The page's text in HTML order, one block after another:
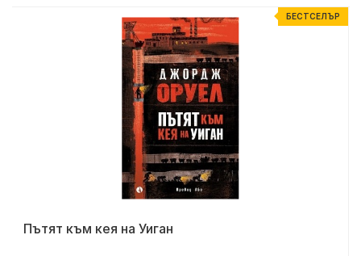
БЕСТСЕЛЪР
Пътят към кея на Уиган